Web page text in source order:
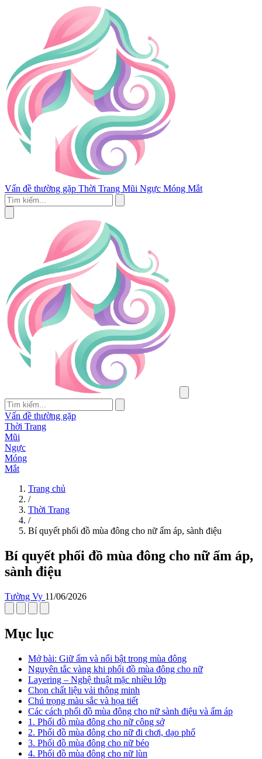
Vấn đề thường gặp Thời Trang Mũi Ngực Móng Mắt
Vấn đề thường gặp
Thời Trang
Mũi
Ngực
Móng
Mắt
Trang chủ
/
Thời Trang
/
Bí quyết phối đồ mùa đông cho nữ ấm áp, sành điệu
Bí quyết phối đồ mùa đông cho nữ ấm áp,
sành điệu
Tường Vy 11/06/2026
Mục lục
Mở bài: Giữ ấm và nổi bật trong mùa đông
Nguyên tắc vàng khi phối đồ mùa đông cho nữ
Layering – Nghệ thuật mặc nhiều lớp
Chọn chất liệu vải thông minh
Chú trọng màu sắc và họa tiết
Các cách phối đồ mùa đông cho nữ sành điệu và ấm áp
1. Phối đồ mùa đông cho nữ công sở
2. Phối đồ mùa đông cho nữ đi chơi, dạo phố
3. Phối đồ mùa đông cho nữ béo
4. Phối đồ mùa đông cho nữ lùn